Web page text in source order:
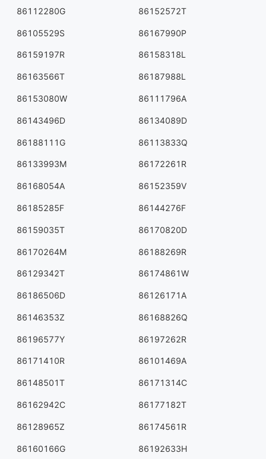
86112280G 86152572T
86105529S 86167990P
86159197R 86158318L
86163566T 86187988L
86153080W 86111796A
86143496D 86134089D
86188111G 86113833Q
86133993M 86172261R
86168054A 86152359V
86185285F 86144276F
86159035T 86170820D
86170264M 86188269R
86129342T 86174861W
86186506D 86126171A
86146353Z 86168826Q
86196577Y 86197262R
86171410R 86101469A
86148501T 86171314C
86162942C 86177182T
86128965Z 86174561R
86160166G 86192633H